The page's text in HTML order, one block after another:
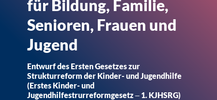
für Bildung, Familie,
Senioren, Frauen und
Jugend
Entwurf des Ersten Gesetzes zur
Strukturreform der Kinder- und Jugendhilfe
(Erstes Kinder- und
Jugendhilfestrurreformgesetz ‒ 1. KJHSRG)